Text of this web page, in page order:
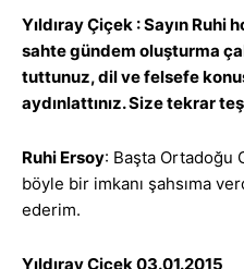
Yıldıray Çiçek : Sayın Ruhi
sahte gündem oluşturma
tuttunuz, dil ve felsefe
aydınlattınız. Size tekrar
Ruhi Ersoy: Başta Ortadoğu
böyle bir imkanı şahsıma
ederim.
Yıldıray Çiçek 03.01.2015